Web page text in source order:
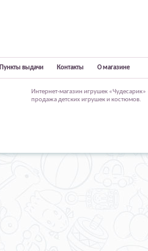
Пункты выдачи Контакты О магазине
Интернет-магазин игрушек
продажа детских игрушек и костюмов.